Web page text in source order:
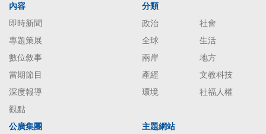
內容
即時新聞
專題策展
數位敘事
當期節目
深度報導
觀點
分類
政治
社會
全球
生活
兩岸
地方
產經
文教科技
環境
社福人權
公廣集團 主題網站